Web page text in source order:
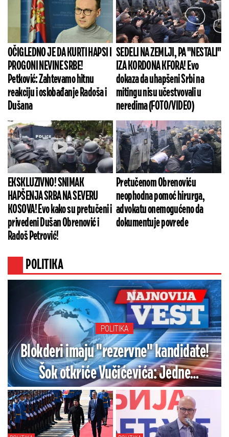
OČIGLEDNO JE DA KURTI HAPSI I
PROGONI NEVINE SRBE!
Petković: Zahtevamo hitnu
reakciju i oslobađanje Radoša i
Dušana
SEDELI NA ZEMLJI, PA "NESTALI"
IZA KORDONA KFORA! Evo
dokaza da uhapšeni Srbi na
mitingu nisu učestvovali u
neredima (FOTO/VIDEO)
EKSKLUZIVNO! SNIMAK
HAPŠENJA SRBA NA SEVERU
KOSOVA! Evo kako su pretučeni i
privedeni Dušan Obrenović i
Radoš Petrović!
Pretučenom Obrenoviću
neophodna pomoć hirurga,
advokatu onemogućeno da
dokumentuje povrede
POLITIKA
POLITIKA
Blokderi imaju "rezervne" kandidate!
Šok otkriće Vučićevića: Jedne
izbacuju, druge drže u rezervi - Ovo je
spisak (FOTO/VIDEO)